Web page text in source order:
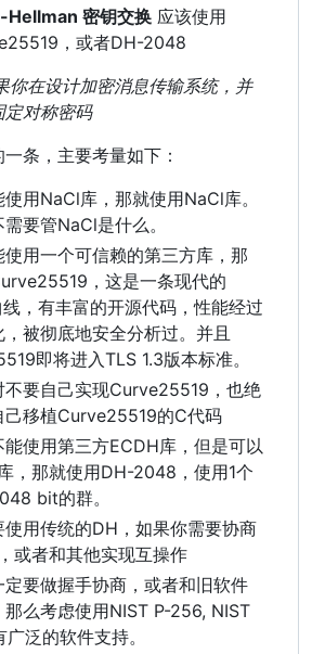
密钥交换 应该使用
，或者DH-2048
你在设计加密消息传输系统，并
定对称密码
条，主要考量如下：
用NaCl库，那就使用NaCl库。
要管NaCl是什么。
使用一个可信赖的第三方库，那
，这是一条现代的
，有丰富的开源代码，性能经过
被彻底地安全分析过。并且
即将进入TLS 1.3版本标准。
不要自己实现Curve25519，也绝
己移植Curve25519的C代码
能使用第三方ECDH库，但是可以
，那就使用DH-2048，使用1个
bit的群。
使用传统的DH，如果你需要协商
或者和其他实现互操作
定要做握手协商，或者和旧软件
那么考虑使用NIST P-256, NIST
泛的软件支持。